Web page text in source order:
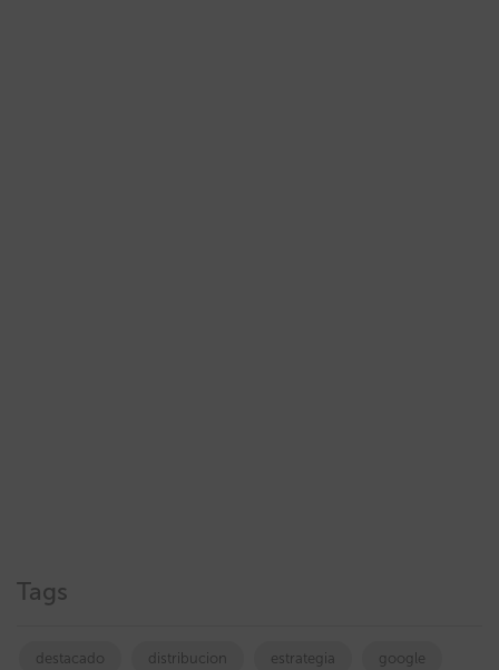
Tags
destacado distribucion estrategia google